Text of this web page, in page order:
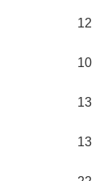
12
10
13
13